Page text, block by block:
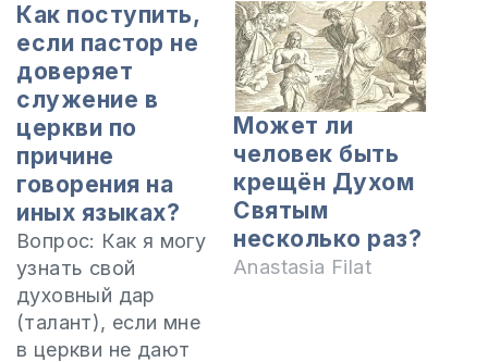
Как поступить,
если пастор не
доверяет
служение в
церкви по
причине
говорения на
иных языках?
Вопрос: Как я могу
узнать свой
духовный дар
(талант), если мне
в церкви не дают
Может ли
человек быть
крещён Духом
Святым
несколько раз?
Anastasia Filat